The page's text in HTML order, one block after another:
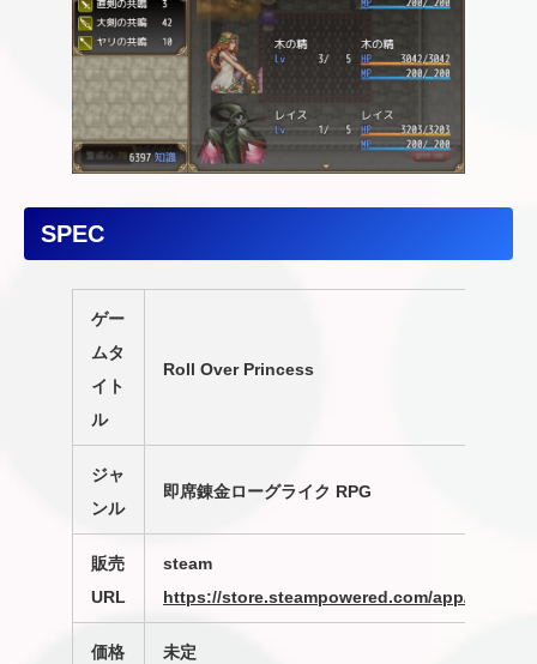
SPEC
ゲー
ムタ
イト
ル
Roll Over Princess
ジャ
ンル
即席錬金ローグライク RPG
販売
URL
steam
https://store.steampowered.com/app/
価格 未定